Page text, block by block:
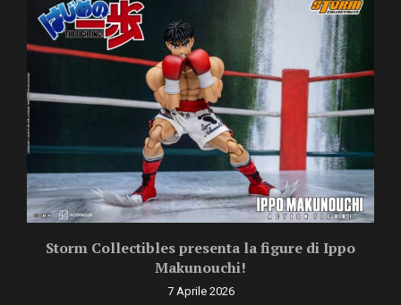
Storm Collectibles presenta la figure di Ippo
Makunouchi!
7 Aprile 2026